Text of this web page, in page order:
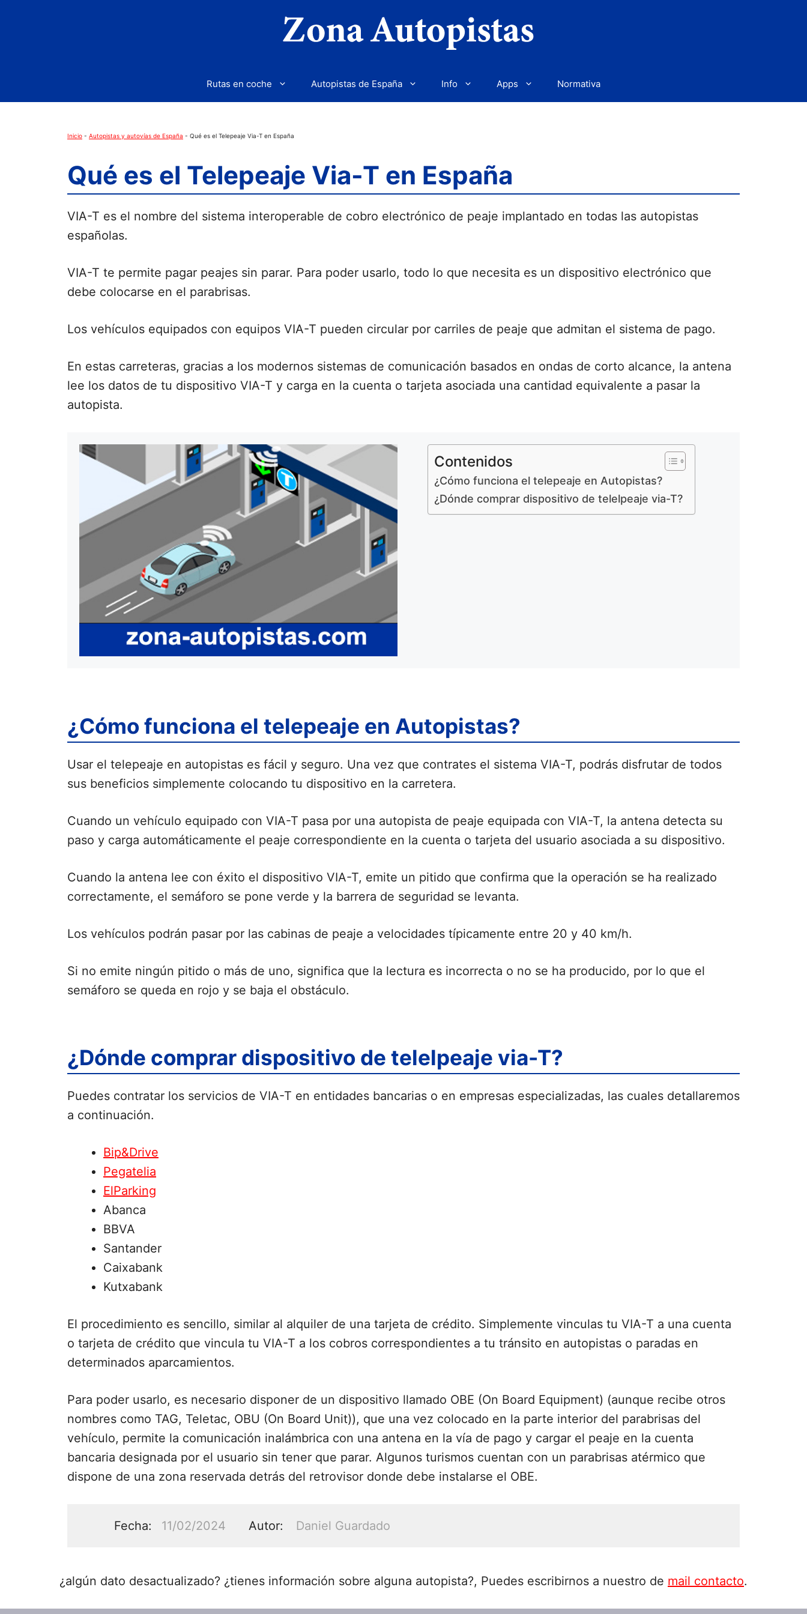
Rutas en coche Autopistas de España Info Apps Normativa
Inicio - Autopistas y autovías de España - Qué es el Telepeaje Via-T en España
Qué es el Telepeaje Via-T en España
VIA-T es el nombre del sistema interoperable de cobro electrónico de peaje implantado en todas las autopistas
españolas.
VIA-T te permite pagar peajes sin parar. Para poder usarlo, todo lo que necesita es un dispositivo electrónico que
debe colocarse en el parabrisas.
Los vehículos equipados con equipos VIA-T pueden circular por carriles de peaje que admitan el sistema de pago.
En estas carreteras, gracias a los modernos sistemas de comunicación basados ​​en ondas de corto alcance, la antena
lee los datos de tu dispositivo VIA-T y carga en la cuenta o tarjeta asociada una cantidad equivalente a pasar la
autopista.
Contenidos
¿Cómo funciona el telepeaje en Autopistas?
¿Dónde comprar dispositivo de telelpeaje via-T?
¿Cómo funciona el telepeaje en Autopistas?
Usar el telepeaje en autopistas es fácil y seguro. Una vez que contrates el sistema VIA-T, podrás disfrutar de todos
sus beneficios simplemente colocando tu dispositivo en la carretera.
Cuando un vehículo equipado con VIA-T pasa por una autopista de peaje equipada con VIA-T, la antena detecta su
paso y carga automáticamente el peaje correspondiente en la cuenta o tarjeta del usuario asociada a su dispositivo.
Cuando la antena lee con éxito el dispositivo VIA-T, emite un pitido que confirma que la operación se ha realizado
correctamente, el semáforo se pone verde y la barrera de seguridad se levanta.
Los vehículos podrán pasar por las cabinas de peaje a velocidades típicamente entre 20 y 40 km/h.
Si no emite ningún pitido o más de uno, significa que la lectura es incorrecta o no se ha producido, por lo que el
semáforo se queda en rojo y se baja el obstáculo.
¿Dónde comprar dispositivo de telelpeaje via-T?
Puedes contratar los servicios de VIA-T en entidades bancarias o en empresas especializadas, las cuales detallaremos
a continuación.
Bip&Drive
Pegatelia
ElParking
Abanca
BBVA
Santander
Caixabank
Kutxabank
El procedimiento es sencillo, similar al alquiler de una tarjeta de crédito. Simplemente vinculas tu VIA-T a una cuenta
o tarjeta de crédito que vincula tu VIA-T a los cobros correspondientes a tu tránsito en autopistas o paradas en
determinados aparcamientos.
Para poder usarlo, es necesario disponer de un dispositivo llamado OBE (On Board Equipment) (aunque recibe otros
nombres como TAG, Teletac, OBU (On Board Unit)), que una vez colocado en la parte interior del parabrisas del
vehículo, permite la comunicación inalámbrica con una antena en la vía de pago y cargar el peaje en la cuenta
bancaria designada por el usuario sin tener que parar. Algunos turismos cuentan con un parabrisas atérmico que
dispone de una zona reservada detrás del retrovisor donde debe instalarse el OBE.
Fecha: 11/02/2024 Autor: Daniel Guardado
¿algún dato desactualizado? ¿tienes información sobre alguna autopista?, Puedes escribirnos a nuestro de mail contacto.